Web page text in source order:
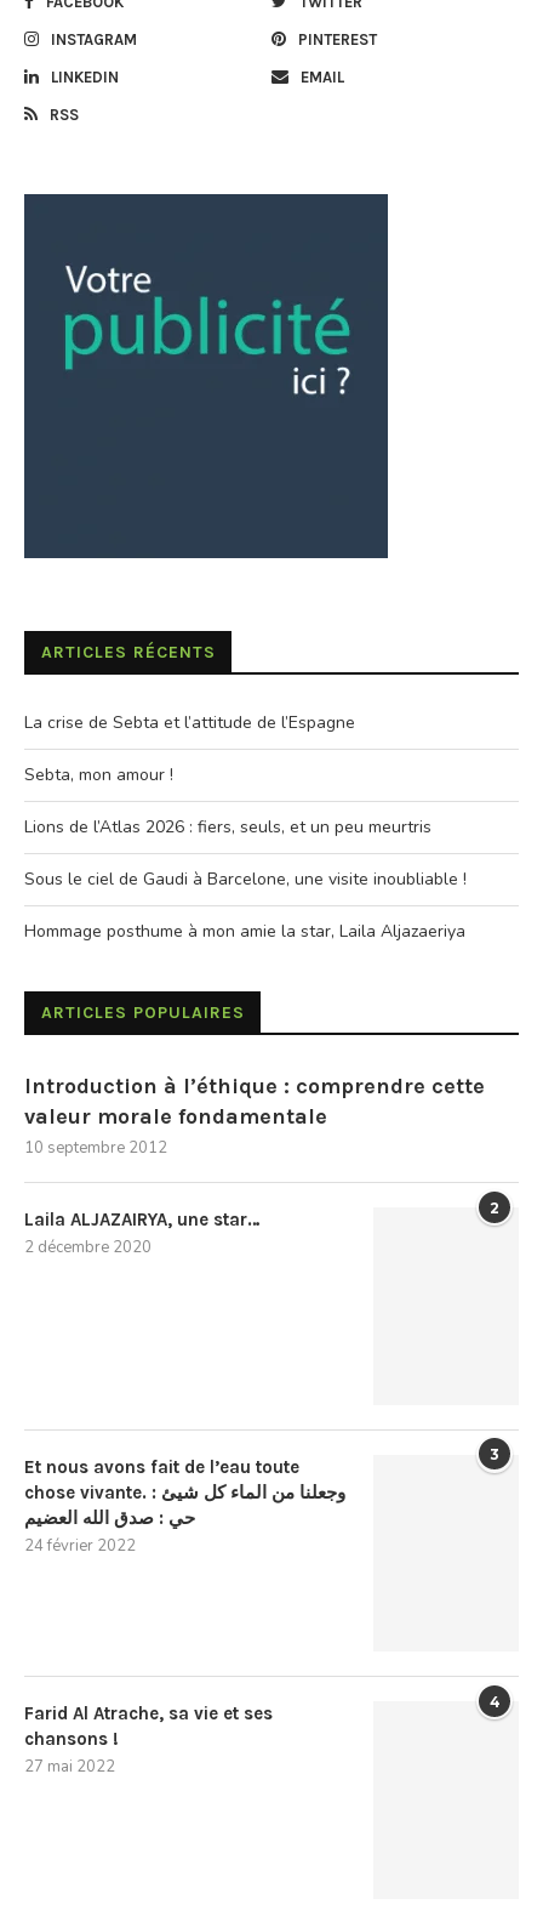
INSTAGRAM PINTEREST
LINKEDIN EMAIL
RSS
ARTICLES RÉCENTS
La crise de Sebta et l’attitude de l’Espagne
Sebta, mon amour !
Lions de l’Atlas 2026 : fiers, seuls, et un peu meurtris
Sous le ciel de Gaudi à Barcelone, une visite inoubliable !
Hommage posthume à mon amie la star, Laila Aljazaeriya
ARTICLES POPULAIRES
Introduction à l’éthique : comprendre cette
valeur morale fondamentale
10 septembre 2012
2
Laila ALJAZAIRYA, une star…
2 décembre 2020
3
Et nous avons fait de l’eau toute
chose vivante. : وجعلنا من الماء كل شيئ
حي : صدق الله العضيم
24 février 2022
4
Farid Al Atrache, sa vie et ses
chansons !
27 mai 2022